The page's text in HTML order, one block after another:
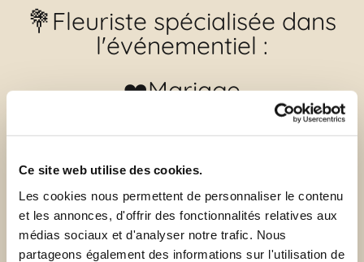
Ce site web utilise des cookies.
Les cookies nous permettent de personnaliser le contenu
et les annonces, d'offrir des fonctionnalités relatives aux
médias sociaux et d'analyser notre trafic. Nous
partageons également des informations sur l'utilisation de
💐Fleuriste spécialisée dans
l'événementiel :
❤️Mariage
🤝Événements professionnels
🌸Cours d'art floral
🛍Décors de vitrine
...
📍Indre-et-Loire & alentours